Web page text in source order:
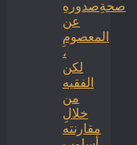
صحةِصدورهِ
عن
المعصومِ
،
لكن
الفقيه
من
خلالِ
مقارنته